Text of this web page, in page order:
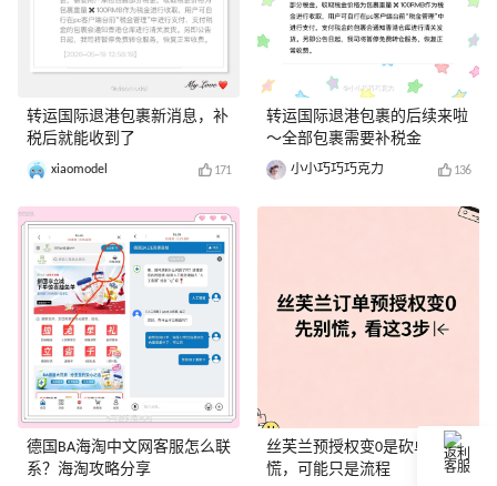
转运国际退港包裹新消息，补
税后就能收到了
xiaomodel 171
德国BA海淘中文网客服怎么联
系？海淘攻略分享
转运国际退港包裹的后续来啦
～全部包裹需要补税金
小小巧巧巧克力 136
丝芙兰预授权变0是砍单？别
慌，可能只是流程
返利
客服